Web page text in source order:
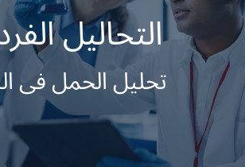
التحاليل
تحليل الحمل فى